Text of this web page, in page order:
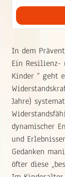
In dem
Ein Resilienz-
Kinder “ geht
Jahre)
dynamischer
und
Gedanken
öfter diese